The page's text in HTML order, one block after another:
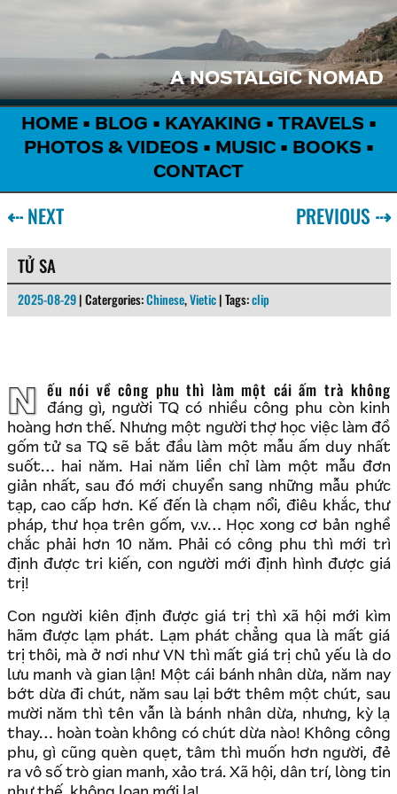
A NOSTALGIC NOMAD
HOME• BLOG • KAYAKING • TRAVELS •
PHOTOS & VIDEOS • MUSIC• BOOKS •
CONTACT
PREVIOUS ⇢
⇠NEXT
TỬ SA
2025-08-29| Catergories:Chinese,Vietic| Tags:clip
Nếu nói về công phu thì làm một cái ấm trà không
đáng gì, người TQ có nhiều công phu còn kinh
hoàng hơn thế. Nhưng một người thợ học việc làm đồ
gốm tử sa TQ sẽ bắt đầu làm một mẫu ấm duy nhất
suốt… hai năm. Hai năm liền chỉ làm một mẫu đơn
giản nhất, sau đó mới chuyển sang những mẫu phức
tạp, cao cấp hơn. Kế đến là chạm nổi, điêu khắc, thư
pháp, thư họa trên gốm, v.v… Học xong cơ bản nghề
chắc phải hơn 10 năm. Phải có công phu thì mới trì
định được tri kiến, con người mới định hình được giá
trị!
Con người kiên định được giá trị thì xã hội mới kìm
hãm được lạm phát. Lạm phát chẳng qua là mất giá
trị thôi, mà ở nơi như VN thì mất giá trị chủ yếu là do
lưu manh và gian lận! Một cái bánh nhân dừa, năm nay
bớt dừa đi chút, năm sau lại bớt thêm một chút, sau
mười năm thì tên vẫn là bánh nhân dừa, nhưng, kỳ lạ
thay… hoàn toàn không có chút dừa nào! Không công
phu, gì cũng quèn quẹt, tâm thì muốn hơn người, đẻ
ra vô số trò gian manh, xảo trá. Xã hội, dân trí, lòng tin